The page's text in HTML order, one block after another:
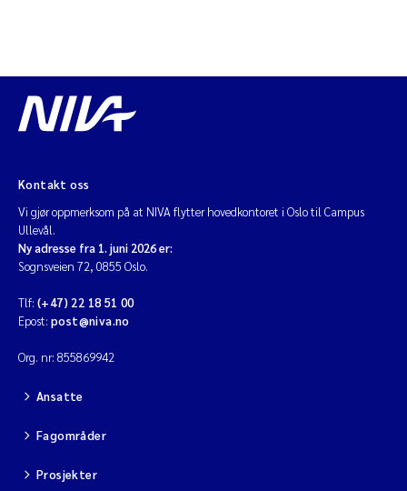
Kontakt oss
Vi gjør oppmerksom på at NIVA flytter hovedkontoret i Oslo til Campus
Ullevål.
Ny adresse fra 1. juni 2026 er:
Sognsveien 72, 0855 Oslo.
Tlf: (+47) 22 18 51 00
Epost: post@niva.no
Org. nr: 855869942
Ansatte
Fagområder
Prosjekter